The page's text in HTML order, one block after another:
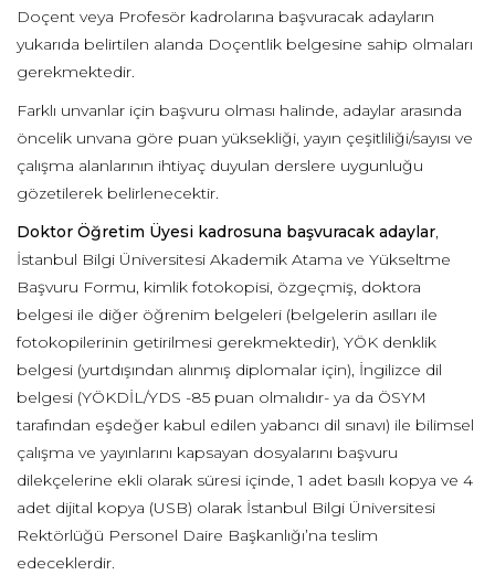
Doçent veya Profesör kadrolarına başvuracak adayların
yukarıda belirtilen alanda Doçentlik belgesine sahip olmaları
gerekmektedir.
Farklı unvanlar için başvuru olması halinde, adaylar arasında
öncelik unvana göre puan yüksekliği, yayın çeşitliliği/sayısı ve
çalışma alanlarının ihtiyaç duyulan derslere uygunluğu
gözetilerek belirlenecektir.
Doktor Öğretim Üyesi kadrosuna başvuracak adaylar,
İstanbul Bilgi Üniversitesi Akademik Atama ve Yükseltme
Başvuru Formu, kimlik fotokopisi, özgeçmiş, doktora
belgesi ile diğer öğrenim belgeleri (belgelerin asılları ile
fotokopilerinin getirilmesi gerekmektedir), YÖK denklik
belgesi (yurtdışından alınmış diplomalar için), İngilizce dil
belgesi (YÖKDİL/YDS -85 puan olmalıdır- ya da ÖSYM
tarafından eşdeğer kabul edilen yabancı dil sınavı) ile bilimsel
çalışma ve yayınlarını kapsayan dosyalarını başvuru
dilekçelerine ekli olarak süresi içinde, 1 adet basılı kopya ve 4
adet dijital kopya (USB) olarak İstanbul Bilgi Üniversitesi
Rektörlüğü Personel Daire Başkanlığı’na teslim
edeceklerdir.